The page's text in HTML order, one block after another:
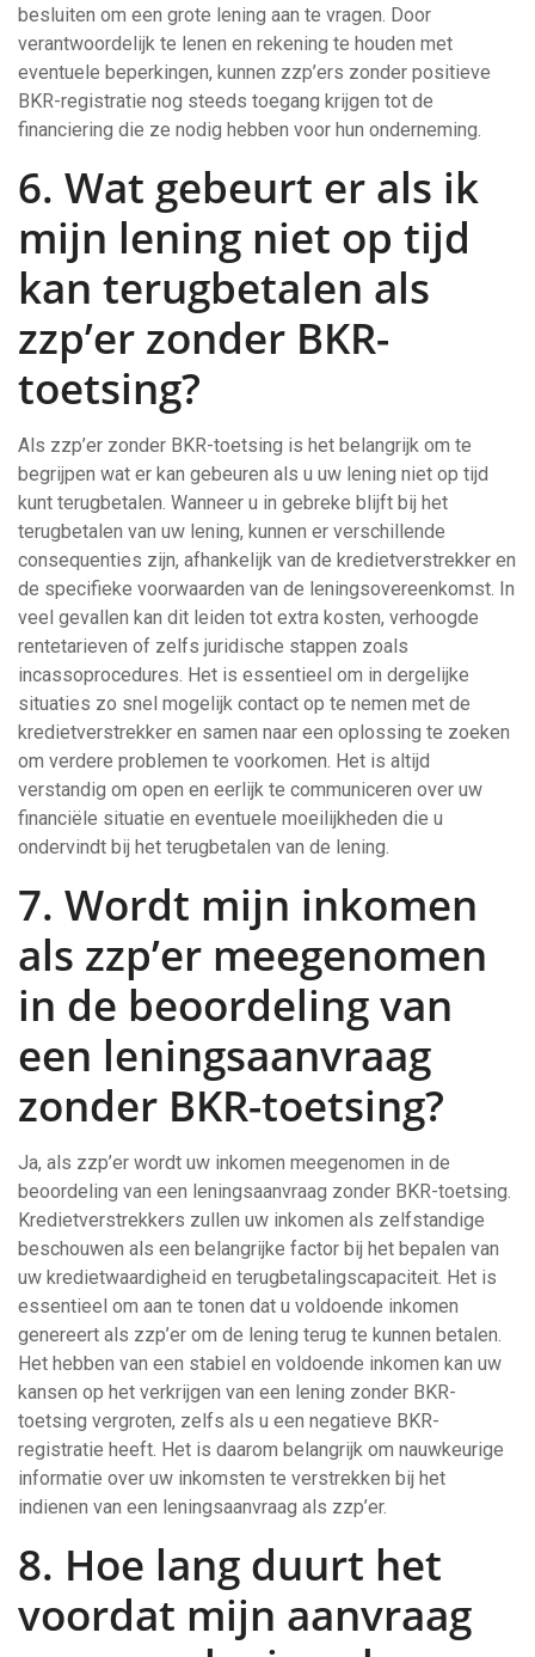
besluiten om een grote lening aan te vragen. Door
verantwoordelijk te lenen en rekening te houden met
eventuele beperkingen, kunnen zzp’ers zonder positieve
BKR-registratie nog steeds toegang krijgen tot de
financiering die ze nodig hebben voor hun onderneming.
6. Wat gebeurt er als ik
mijn lening niet op tijd
kan terugbetalen als
zzp’er zonder BKR-
toetsing?
Als zzp’er zonder BKR-toetsing is het belangrijk om te
begrijpen wat er kan gebeuren als u uw lening niet op tijd
kunt terugbetalen. Wanneer u in gebreke blijft bij het
terugbetalen van uw lening, kunnen er verschillende
consequenties zijn, afhankelijk van de kredietverstrekker en
de specifieke voorwaarden van de leningsovereenkomst. In
veel gevallen kan dit leiden tot extra kosten, verhoogde
rentetarieven of zelfs juridische stappen zoals
incassoprocedures. Het is essentieel om in dergelijke
situaties zo snel mogelijk contact op te nemen met de
kredietverstrekker en samen naar een oplossing te zoeken
om verdere problemen te voorkomen. Het is altijd
verstandig om open en eerlijk te communiceren over uw
financiële situatie en eventuele moeilijkheden die u
ondervindt bij het terugbetalen van de lening.
7. Wordt mijn inkomen
als zzp’er meegenomen
in de beoordeling van
een leningsaanvraag
zonder BKR-toetsing?
Ja, als zzp’er wordt uw inkomen meegenomen in de
beoordeling van een leningsaanvraag zonder BKR-toetsing.
Kredietverstrekkers zullen uw inkomen als zelfstandige
beschouwen als een belangrijke factor bij het bepalen van
uw kredietwaardigheid en terugbetalingscapaciteit. Het is
essentieel om aan te tonen dat u voldoende inkomen
genereert als zzp’er om de lening terug te kunnen betalen.
Het hebben van een stabiel en voldoende inkomen kan uw
kansen op het verkrijgen van een lening zonder BKR-
toetsing vergroten, zelfs als u een negatieve BKR-
registratie heeft. Het is daarom belangrijk om nauwkeurige
informatie over uw inkomsten te verstrekken bij het
indienen van een leningsaanvraag als zzp’er.
8. Hoe lang duurt het
voordat mijn aanvraag